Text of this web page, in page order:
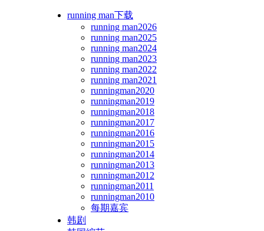
running man下载
running man2026
running man2025
running man2024
running man2023
running man2022
running man2021
runningman2020
runningman2019
runningman2018
runningman2017
runningman2016
runningman2015
runningman2014
runningman2013
runningman2012
runningman2011
runningman2010
每期嘉宾
韩剧